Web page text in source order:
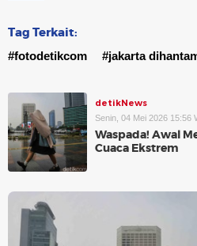
Tag Terkait:
#fotodetikcom #jakarta
detikNews
Senin, 04 Mei 2026 15:56
Waspada! Awal
Cuaca Ekstrem